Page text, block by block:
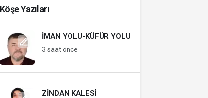
Köşe Yazıları
İMAN YOLU-KÜFÜR YOLU
3 saat önce
ZINDAN KALESI